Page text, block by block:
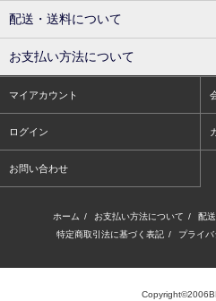
配送・送料について
お支払い方法について
マイアカウント
ログイン
お問い合わせ
ホーム / お支払い方法について / 配
特定商取引法に基づく表記 / プライ